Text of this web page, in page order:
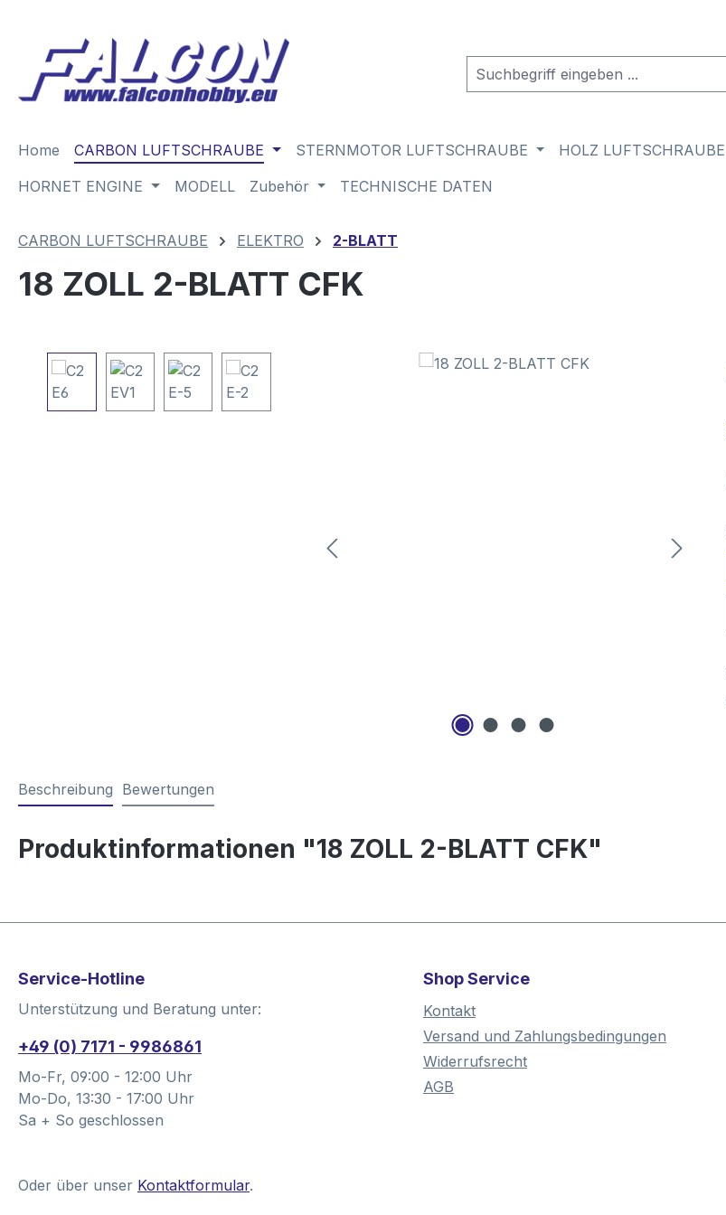
Home CARBON LUFTSCHRAUBE STERNMOTOR LUFTSCHRAUBE HOLZ LUFTSCHRAUBE
HORNET ENGINE
MODELL Zubehör TECHNISCHE DATEN
CARBON LUFTSCHRAUBE ELEKTRO 2-BLATT
18 ZOLL 2-BLATT CFK
Bildergalerie überspringen
Beschreibung Bewertungen
Produktinformationen "18 ZOLL 2-BLATT CFK"
Service-Hotline
Unterstützung und Beratung unter:
+49 (0) 7171 - 9986861
Mo-Fr, 09:00 - 12:00 Uhr
Mo-Do, 13:30 - 17:00 Uhr
Sa + So geschlossen
Oder über unser Kontaktformular.
Shop Service
Kontakt
Versand und Zahlungsbedingungen
Widerrufsrecht
AGB